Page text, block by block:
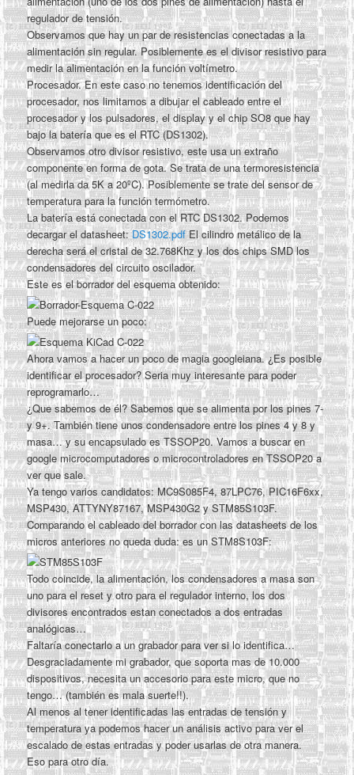
regulador de tensión.
Observamos que hay un par de resistencias conectadas a la
alimentación sin regular. Posiblemente es el divisor resistivo para
medir la alimentación en la función voltímetro.
Procesador. En este caso no tenemos identificación del
procesador, nos limitamos a dibujar el cableado entre el
procesador y los pulsadores, el display y el chip SO8 que hay
bajo la batería que es el RTC (DS1302).
Observamos otro divisor resistivo, este usa un extraño
componente en forma de gota. Se trata de una termoresistencia
(al medirla da 5K a 20ºC). Posiblemente se trate del sensor de
temperatura para la función termómetro.
La batería está conectada con el RTC DS1302. Podemos
decargar el datasheet:DS1302.pdfEl cilindro metálico de la
derecha será el cristal de 32.768Khz y los dos chips SMD los
condensadores del circuito oscilador.
Este es el borrador del esquema obtenido:
Puede mejorarse un poco:
Ahora vamos a hacer un poco de magia googleiana. ¿Es posible
identificar el procesador? Seria muy interesante para poder
reprogramarlo…
¿Que sabemos de él? Sabemos que se alimenta por los pines 7-
y 9+. También tiene unos condensadore entre los pines 4 y 8 y
masa… y su encapsulado es TSSOP20. Vamos a buscar en
google microcomputadores o microcontroladores en TSSOP20 a
ver que sale.
Ya tengo varios candidatos: MC9S085F4, 87LPC76, PIC16F6xx,
MSP430, ATTYNY87167, MSP430G2 y STM85S103F.
Comparando el cableado del borrador con las datasheets de los
micros anteriores no queda duda: es un STM8S103F:
Todo coincide, la alimentación, los condensadores a masa son
uno para el reset y otro para el regulador interno, los dos
divisores encontrados estan conectados a dos entradas
analógicas…
Faltaría conectarlo a un grabador para ver si lo identifica…
Desgraciadamente mi grabador, que soporta mas de 10.000
dispositivos, necesita un accesorio para este micro, que no
tengo… (también es mala suerte!!).
Al menos al tener identificadas las entradas de tensión y
temperatura ya podemos hacer un análisis activo para ver el
escalado de estas entradas y poder usarlas de otra manera.
Eso para otro día.